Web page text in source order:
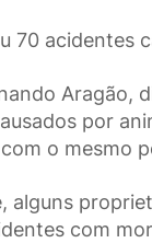
70 acidentes
Aragão,
por
o mesmo
alguns
com